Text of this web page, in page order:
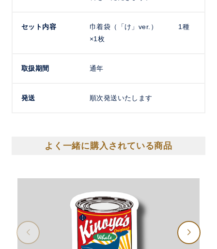
セット内容
巾着袋（「け」ver.） 1種
×1枚
取扱期間 通年
発送 順次発送いたします
よく一緒に購入されている商品